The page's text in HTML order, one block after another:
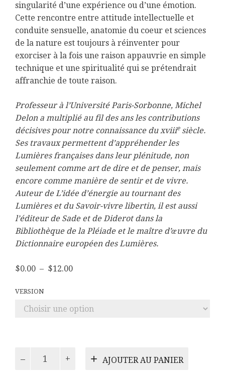
singularité d’une expérience ou d’une émotion.
Cette rencontre entre attitude intellectuelle et
conduite sensuelle, anatomie du coeur et sciences
de la nature est toujours à réinventer pour
exorciser à la fois une raison appauvrie en simple
technique et une spiritualité qui se prétendrait
affranchie de toute raison.
Professeur à l’Université Paris-Sorbonne, Michel
Delon a multiplié au fil des ans les contributions
décisives pour notre connaissance du xviiiesiècle.
Ses travaux permettent d’appréhender les
Lumières françaises dans leur plénitude, non
seulement comme art de dire et de penser, mais
encore comme manière de sentir et de vivre.
Auteur de L’idée d’énergie au tournant des
Lumières et du Savoir-vivre libertin, il est aussi
l’éditeur de Sade et de Diderot dans la
Bibliothèque de la Pléiade et le maître d’œuvre du
Dictionnaire européen des Lumières.
$0.00 – $12.00Plage
$12.00
VERSION
AJOUTER AU PANIER